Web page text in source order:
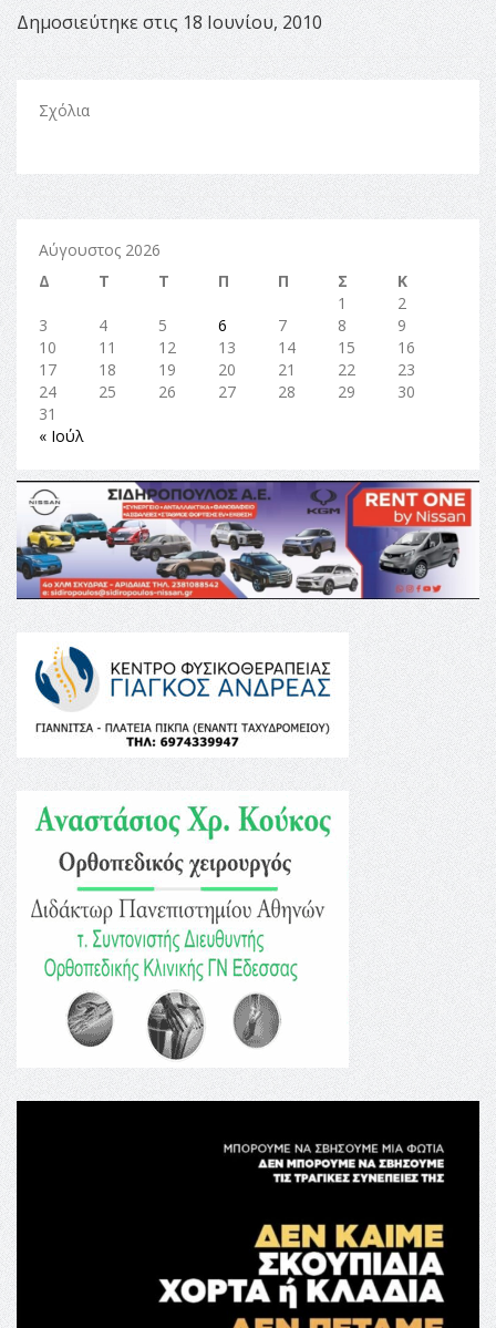
Δημοσιεύτηκε στις 18 Ιουνίου, 2010
Σχόλια
Αύγουστος 2026
Δ
Τ Τ Π Π Σ
Κ
1
2
3
4 5 6 7 8
9
10
11 12 13 14 15
16
17
18 19 20 21 22
23
24
25 26 27 28 29
30
31
« Ιούλ